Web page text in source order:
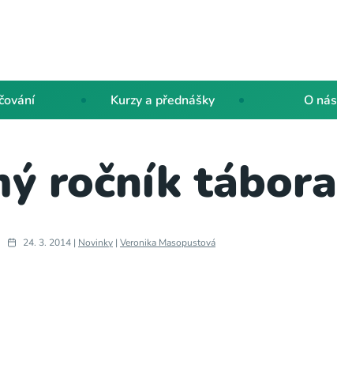
Kurzy a přednášky O nás
ročník tábora
24. 3. 2014 | Novinky | Veronika Masopustová